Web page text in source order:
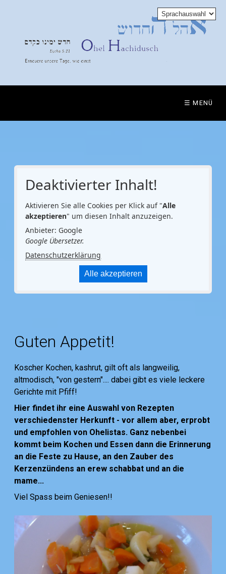
☰ MENÜ
Deaktivierter Inhalt!
Aktivieren Sie alle Cookies per Klick auf "Alle
akzeptieren" um diesen Inhalt anzuzeigen.
Anbieter: Google
Google Übersetzer.
Datenschutzerklärung
Alle akzeptieren
Guten Appetit!
Koscher Kochen, kashrut, gilt oft als langweilig,
altmodisch, "von gestern".... dabei gibt es viele leckere
Gerichte mit Pfiff!
Hier findet ihr eine Auswahl von Rezepten
verschiedenster Herkunft - vor allem aber, erprobt
und empfohlen von Ohelistas. Ganz nebenbei
kommt beim Kochen und Essen dann die Erinnerung
an die Feste zu Hause, an den Zauber des
Kerzenzündens an erew schabbat und an die
mame...
Viel Spass beim Geniesen!!